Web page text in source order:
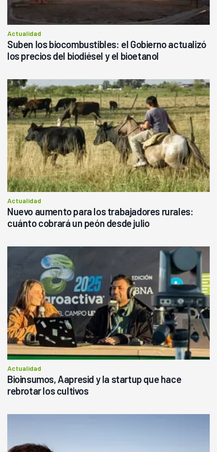
Actualidad
Suben los biocombustibles: el Gobierno actualizó
los precios del biodiésel y el bioetanol
Actualidad
Nuevo aumento para los trabajadores rurales:
cuánto cobrará un peón desde julio
Actualidad
Bioinsumos, Aapresid y la startup que hace
rebrotar los cultivos